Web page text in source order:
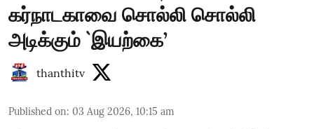
கர்நாடகாவை சொல்லி சொல்லி
அடிக்கும் `இயற்கை’
thanthitv
Published on: 03 Aug 2026, 10:15 am